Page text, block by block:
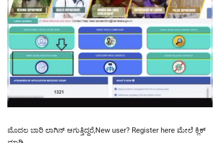
ಮೊದಲ ಬಾರಿ ಲಾಗಿನ್ ಆಗುತ್ತಿದ್ದರೆ,New user? Register here ಮೇಲೆ ಕ್ಲಿಕ್